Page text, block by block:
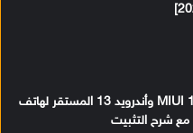
تحميل تحديث MIUI 14 وأندرويد 13 المستقر لهاتف